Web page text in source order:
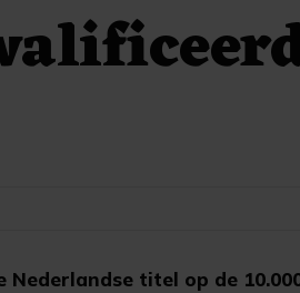
Nederlandse titel op de